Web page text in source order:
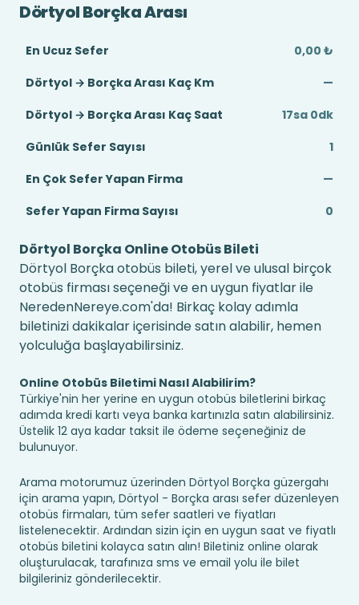
Dörtyol Borçka Arası
En Ucuz Sefer
0,00 ₺
Dörtyol → Borçka Arası Kaç Km
—
Dörtyol → Borçka Arası Kaç Saat
17sa 0dk
Günlük Sefer Sayısı
1
En Çok Sefer Yapan Firma
—
Sefer Yapan Firma Sayısı
0
Dörtyol Borçka Online Otobüs Bileti
Dörtyol Borçka otobüs bileti, yerel ve ulusal birçok
otobüs firması seçeneği ve en uygun fiyatlar ile
NeredenNereye.com'da! Birkaç kolay adımla
biletinizi dakikalar içerisinde satın alabilir, hemen
yolculuğa başlayabilirsiniz.
Online Otobüs Biletimi Nasıl Alabilirim?
Türkiye'nin her yerine en uygun otobüs biletlerini birkaç
adımda kredi kartı veya banka kartınızla satın alabilirsiniz.
Üstelik 12 aya kadar taksit ile ödeme seçeneğiniz de
bulunuyor.
Arama motorumuz üzerinden Dörtyol Borçka güzergahı
için arama yapın, Dörtyol - Borçka arası sefer düzenleyen
otobüs firmaları, tüm sefer saatleri ve fiyatları
listelenecektir. Ardından sizin için en uygun saat ve fiyatlı
otobüs biletini kolayca satın alın! Biletiniz online olarak
oluşturulacak, tarafınıza sms ve email yolu ile bilet
bilgileriniz gönderilecektir.